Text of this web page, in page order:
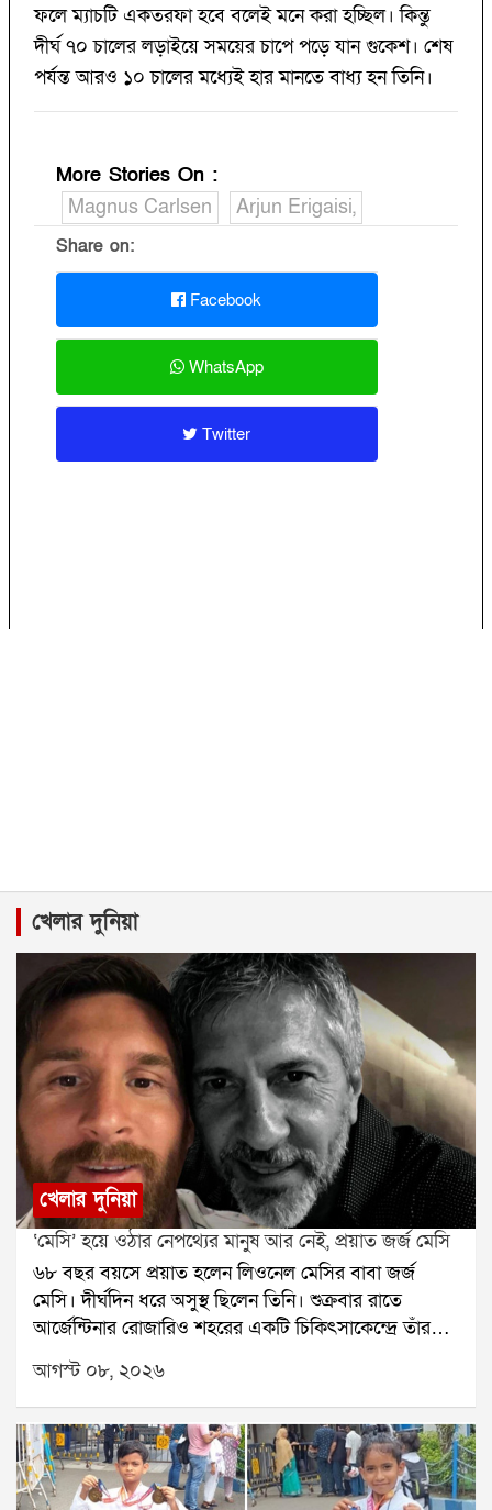
ফলে ম্যাচটি একতরফা হবে বলেই মনে করা হচ্ছিল। কিন্তু
দীর্ঘ ৭০ চালের লড়াইয়ে সময়ের চাপে পড়ে যান গুকেশ। শেষ
পর্যন্ত আরও ১০ চালের মধ্যেই হার মানতে বাধ্য হন তিনি।
More Stories On :
Magnus Carlsen
Arjun Erigaisi,
Share on:
Facebook
WhatsApp
Twitter
খেলার দুনিয়া
খেলার দুনিয়া
‘মেসি’ হয়ে ওঠার নেপথ্যের মানুষ আর নেই, প্রয়াত জর্জ মেসি
৬৮ বছর বয়সে প্রয়াত হলেন লিওনেল মেসির বাবা জর্জ
মেসি। দীর্ঘদিন ধরে অসুস্থ ছিলেন তিনি। শুক্রবার রাতে
আর্জেন্টিনার রোজারিও শহরের একটি চিকিৎসাকেন্দ্রে তাঁর
মৃত্যু হয়েছে বলে মেসির পরিবারের তরফে নিশ্চিত করা
হয়েছে। তাঁর মৃত্যুতে শোকের ছায়া নেমে এসেছে ফুটবল
মহলেজর্জ মেসি শুধু লিওনেল মেসির বাবা ছিলেন না, ছেলের
দীর্ঘদিনের এজেন্ট ও পরামর্শদাতাও ছিলেন। মেসির
ফুটবলজীবনের শুরু থেকে তাঁর পাশে ছিলেন জর্জ। ছেলের
প্রতিভার উপর আস্থা রেখে ছোটবেলা থেকেই তাঁকে এগিয়ে
আগস্ট ০৮, ২০২৬